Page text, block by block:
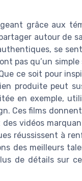
grâce aux
autour de
se
pas qu’un
ce soit pour
produite peut
en exemple,
Ces films
vidéos
réussissent à
des meilleurs
de détails sur